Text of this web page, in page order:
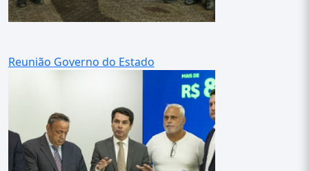
Reunião Governo do Estado